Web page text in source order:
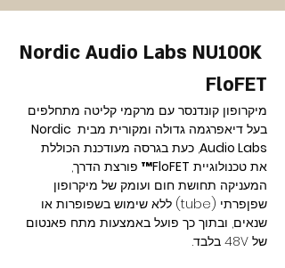
Nordic Audio Labs NU100K
FloFET
מיקרופון קונדנסר עם מרקמי קליטה מתחלפים
בעל דיאפרגמה גדולה ומקורית מבית Nordic
Audio Labs, כעת בגרסה מעודכנת הכוללת
את טכנולוגיית FloFET™
פורצת הדרך,
המעניקה תחושת חום ועומק של מיקרופון
שפןפרתי (tube) ללא שימוש בשפופרות או
שנאים, ובתוך כך פועל באמצעות מתח פאנטום
של 48V בלבד.